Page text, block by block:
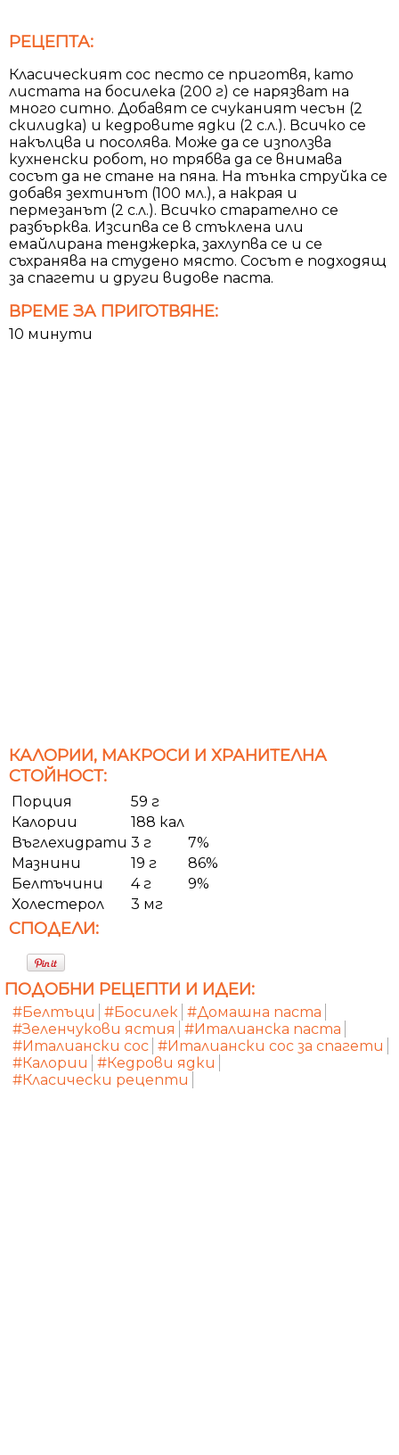
РЕЦЕПТА:
Класическият сос песто се приготвя, като
листата на босилека (200 г) се нарязват на
много ситно. Добавят се счуканият чесън (2
скилидка) и кедровите ядки (2 с.л.). Всичко се
накълцва и посолява. Може да се използва
кухненски робот, но трябва да се внимава
сосът да не стане на пяна. На тънка струйка се
добавя зехтинът (100 мл.), а накрая и
пермезанът (2 с.л.). Всичко старателно се
разбърква. Изсипва се в стъклена или
емайлирана тенджерка, захлупва се и се
съхранява на студено място. Сосът е подходящ
за спагети и други видове паста.
ВРЕМЕ ЗА ПРИГОТВЯНЕ:
10 минути
КАЛОРИИ, МАКРОСИ И ХРАНИТЕЛНА
СТОЙНОСТ:
Порция
59 г
Калории
188 кал
Въглехидрати 3 г
7%
Мазнини
19 г
86%
Белтъчини
4 г
9%
Холестерол
3 мг
СПОДЕЛИ:
ПОДОБНИ РЕЦЕПТИ И ИДЕИ:
#Белтъци #Босилек #Домашна паста
#Зеленчукови ястия
#Италианска паста
#Италиански сос #Италиански сос за спагети
#Калории
#Кедрови ядки
#Класически рецепти